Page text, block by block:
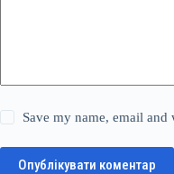
Save my name, email
Опублікувати коментар